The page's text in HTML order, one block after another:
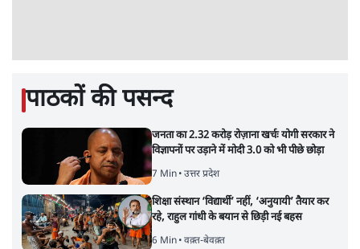
पाठकों की पसन्द
जनता का 2.32 करोड़ रोज़ाना खर्चः योगी सरकार ने
विज्ञापनों पर उड़ाने में मोदी 3.0 को भी पीछे छोड़ा
7 Min• उत्तर प्रदेश
शिक्षा संस्थान ‘विद्यार्थी’ नहीं, ‘अनुयायी’ तैयार कर
रहे, राहुल गांधी के बयान से छिड़ी नई बहस
6 Min• वक़्त-बेवक़्त